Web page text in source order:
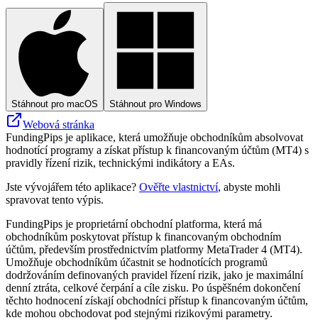
Stáhnout pro macOS Stáhnout pro Windows
Webová stránka
FundingPips je aplikace, která umožňuje obchodníkům absolvovat
hodnotící programy a získat přístup k financovaným účtům (MT4) s
pravidly řízení rizik, technickými indikátory a EAs.
Jste vývojářem této aplikace? Ověřte vlastnictví, abyste mohli
spravovat tento výpis.
FundingPips je proprietární obchodní platforma, která má
obchodníkům poskytovat přístup k financovaným obchodním
účtům, především prostřednictvím platformy MetaTrader 4 (MT4).
Umožňuje obchodníkům účastnit se hodnotících programů
dodržováním definovaných pravidel řízení rizik, jako je maximální
denní ztráta, celkové čerpání a cíle zisku. Po úspěšném dokončení
těchto hodnocení získají obchodníci přístup k financovaným účtům,
kde mohou obchodovat pod stejnými rizikovými parametry.